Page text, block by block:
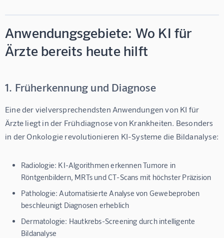
Anwendungsgebiete: Wo KI für
Ärzte bereits heute hilft
1. Früherkennung und Diagnose
Eine der vielversprechendsten Anwendungen von KI für
Ärzte liegt in der Frühdiagnose von Krankheiten. Besonders
in der Onkologie revolutionieren KI-Systeme die Bildanalyse:
Radiologie: KI-Algorithmen erkennen Tumore in
Röntgenbildern, MRTs und CT-Scans mit höchster Präzision
Pathologie: Automatisierte Analyse von Gewebeproben
beschleunigt Diagnosen erheblich
Dermatologie: Hautkrebs-Screening durch intelligente
Bildanalyse